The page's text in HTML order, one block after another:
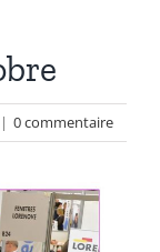
| 0 commentaire